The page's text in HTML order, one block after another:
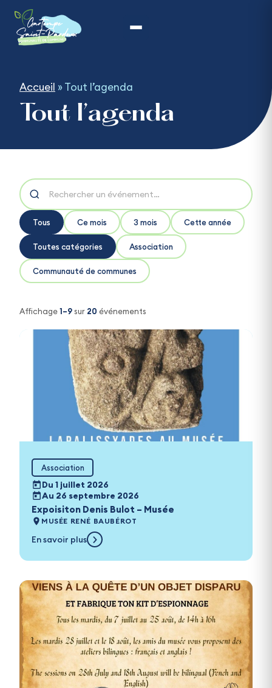
contenu
Accueil » Tout l’agenda
Tout l’agenda
Tous Ce mois 3 mois Cette année
Toutes catégories Association
Communauté de communes
Affichage1–9sur 20 événements
Association
Du 1 juillet 2026
Au 26 septembre 2026
Expoisiton Denis Bulot – Musée
MUSÉE RENÉ BAUBÉROT
En savoir plus